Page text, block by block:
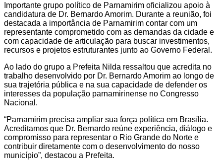
Importante grupo político de Parnamirim oficializou apoio à
candidatura de Dr. Bernardo Amorim. Durante a reunião, foi
destacada a importância de Parnamirim contar com um
representante comprometido com as demandas da cidade e
com capacidade de articulação para buscar investimentos,
recursos e projetos estruturantes junto ao Governo Federal.
Ao lado do grupo a Prefeita Nilda ressaltou que acredita no
trabalho desenvolvido por Dr. Bernardo Amorim ao longo de
sua trajetória pública e na sua capacidade de defender os
interesses da população parnamirinense no Congresso
Nacional.
“Parnamirim precisa ampliar sua força política em Brasília.
Acreditamos que Dr. Bernardo reúne experiência, diálogo e
compromisso para representar o Rio Grande do Norte e
contribuir diretamente com o desenvolvimento do nosso
município”, destacou a Prefeita.